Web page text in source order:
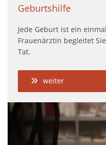
Geburtshilfe
Jede Geburt ist ein
Frauenärztin begleitet
Tat.
weiter